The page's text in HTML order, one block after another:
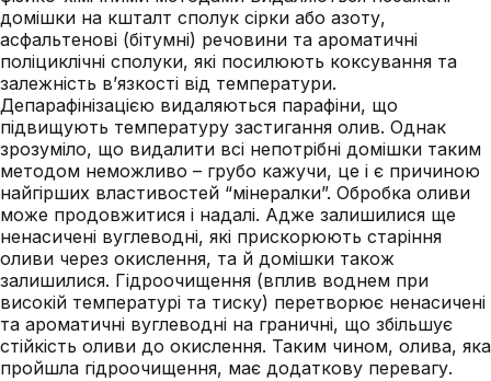
домішки на кшталт сполук сірки або азоту,
асфальтенові (бітумні) речовини та ароматичні
поліциклічні сполуки, які посилюють коксування та
залежність в’язкості від температури.
Депарафінізацією видаляються парафіни, що
підвищують температуру застигання олив. Однак
зрозуміло, що видалити всі непотрібні домішки таким
методом неможливо – грубо кажучи, це і є причиною
найгірших властивостей “мінералки”. Обробка оливи
може продовжитися і надалі. Адже залишилися ще
ненасичені вуглеводні, які прискорюють старіння
оливи через окислення, та й домішки також
залишилися. Гідроочищення (вплив воднем при
високій температурі та тиску) перетворює ненасичені
та ароматичні вуглеводні на граничні, що збільшує
стійкість оливи до окислення. Таким чином, олива, яка
пройшла гідроочищення, має додаткову перевагу.